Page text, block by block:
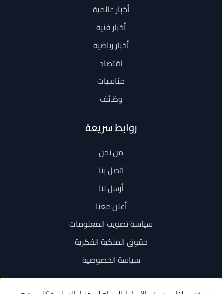
أخبار عالمية
أخبار فنية
أخبار رياضية
اقتصاد
مناسبات
وظائف
روابط سريعة
من نحن
اتصل بنا
أرسل لنا
أعلن معنا
سياسة تصويب المعلومات
حقوق الملكية الفكرية
سياسة الخصوصية
اتصل بنا